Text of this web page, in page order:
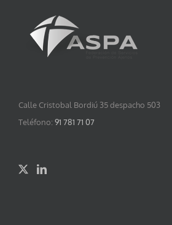
Calle Cristobal Bordiú 35 despacho 503
Teléfono: 91 781 71 07